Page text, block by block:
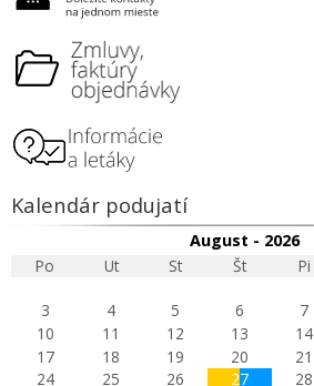
Kalendár podujatí
August - 2026
Po
Ut St Št Pi
3
4 5 6 7
10
11 12 13 14
17
18 19 20 21
24
25 26 27 28